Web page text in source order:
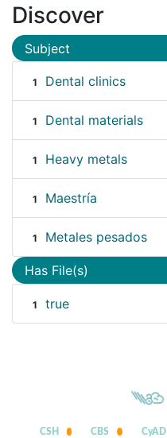
Discover
Subject
1 Dental clinics
1 Dental materials
1 Heavy metals
1 Maestría
1 Metales pesados
Has File(s)
1 true
CSH CBS CyAD